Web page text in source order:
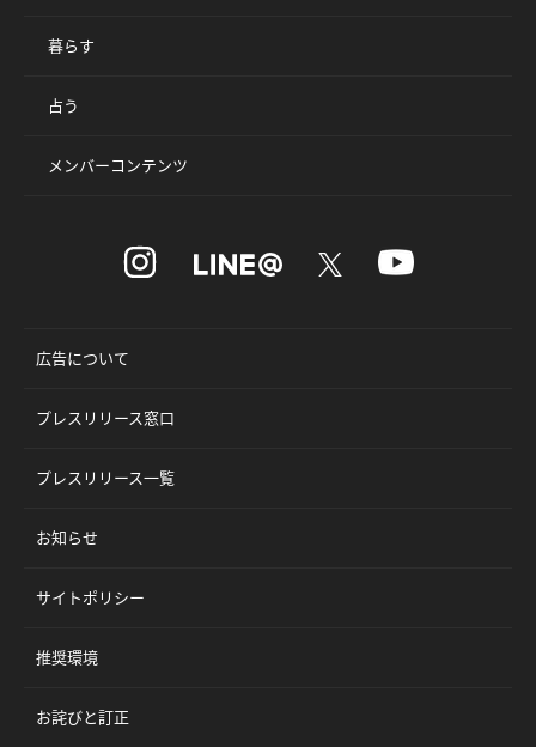
暮らす
占う
メンバーコンテンツ
広告について
プレスリリース窓口
プレスリリース一覧
お知らせ
サイトポリシー
推奨環境
お詫びと訂正